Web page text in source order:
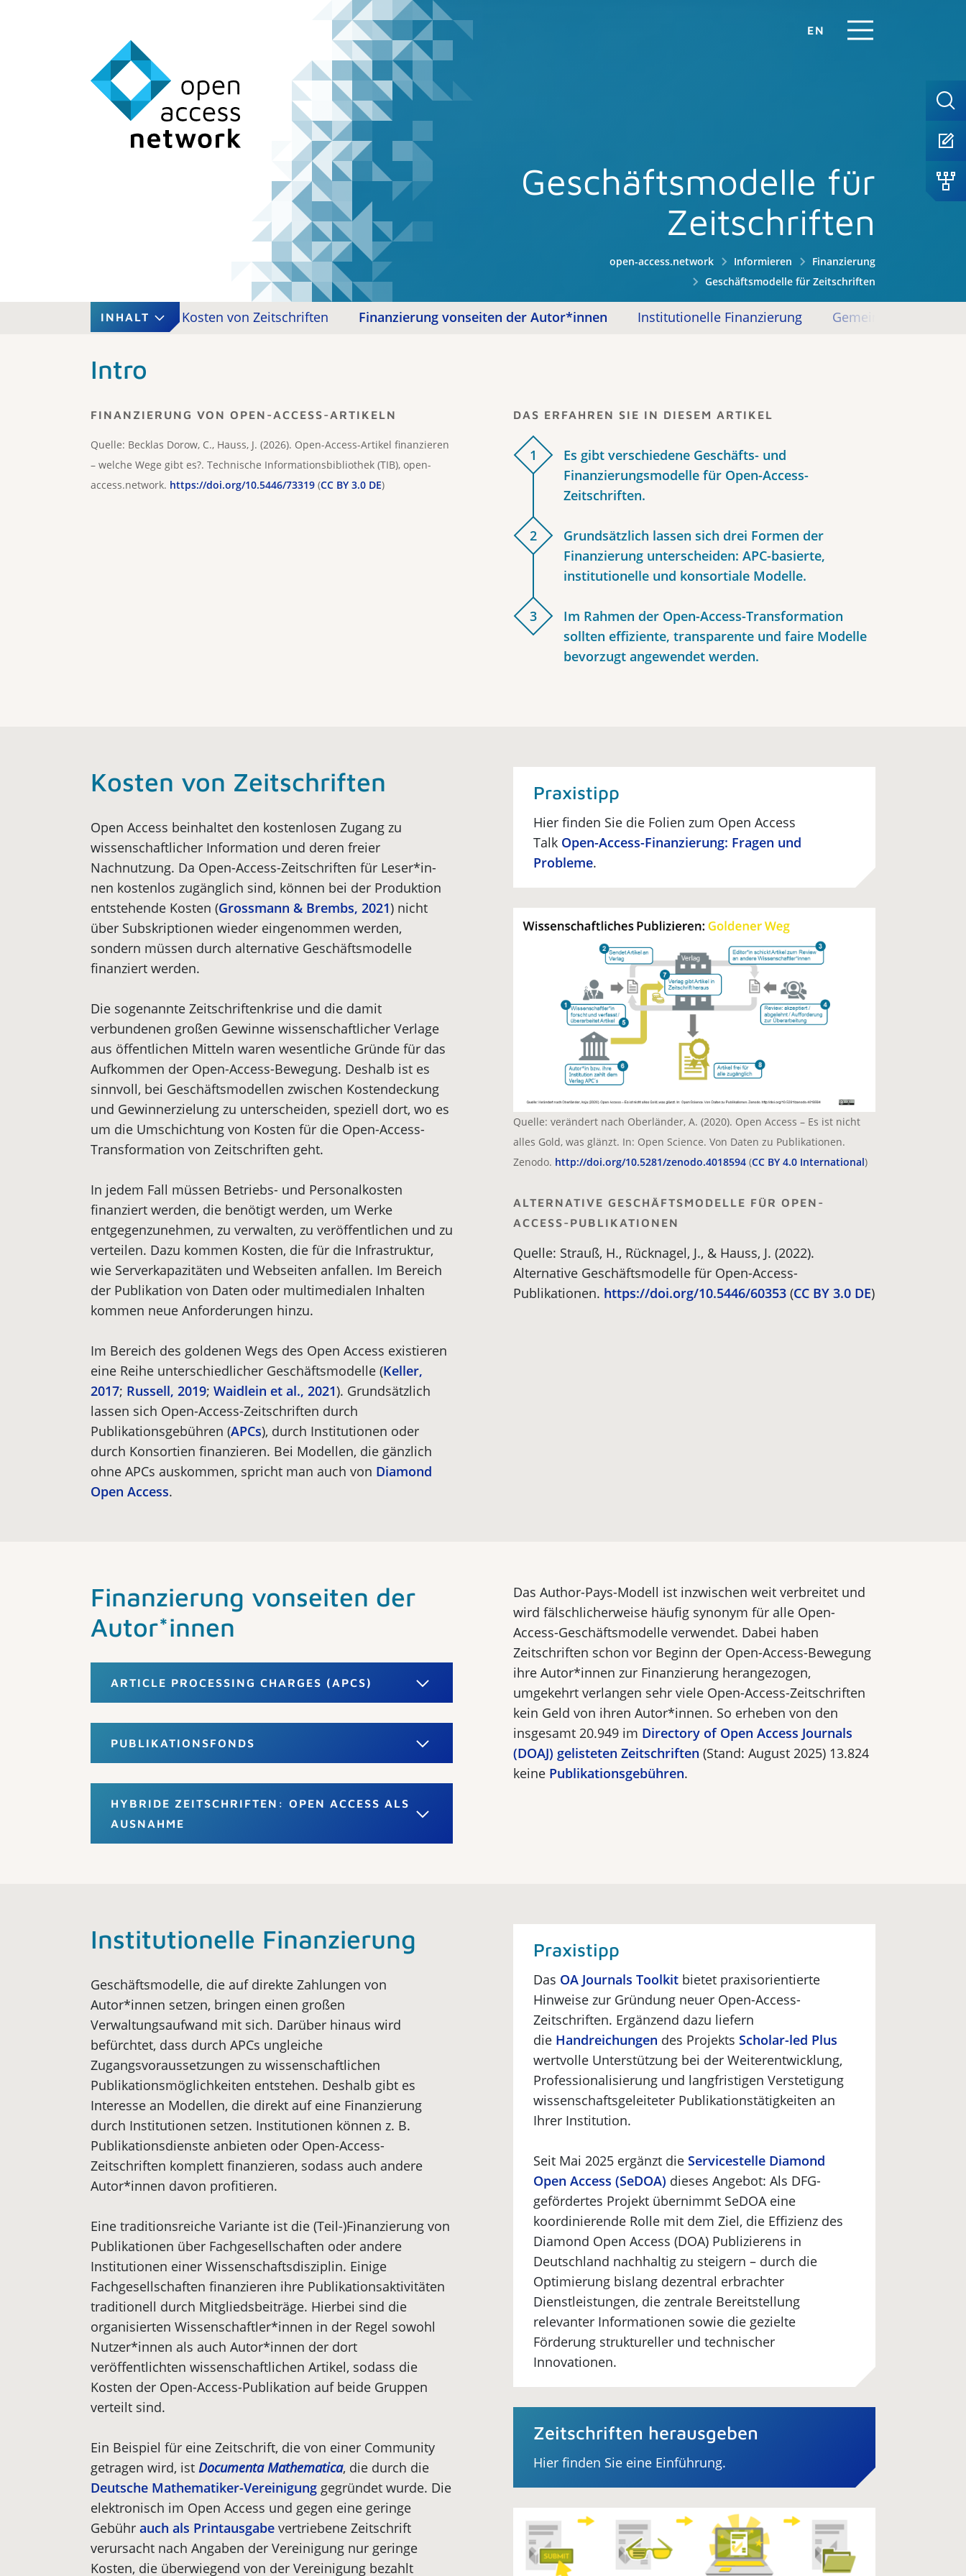
EN
Geschäftsmodelle für
Zeitschriften
open-access.network Informieren
Finanzierung
Geschäftsmodelle für Zeitschriften
INHALT
Intro Kosten von Zeitschriften Finanzierung vonseiten der Autor*innen Institutionelle Finanzierung Gemeinschaftliche
Intro
FINANZIERUNG VON OPEN-ACCESS-ARTIKELN
Quelle: Becklas Dorow, C., Hauss, J. (2026). Open-Access-Artikel finanzieren
– welche Wege gibt es?. Technische Informationsbibliothek (TIB), open-
access.network. https://doi.org/10.5446/73319 (CC BY 3.0 DE)
DAS ERFAHREN SIE IN DIESEM ARTIKEL
1
Es gibt verschiedene Geschäfts- und
Finanzierungsmodelle für Open-Access-
Zeitschriften.
2
Grundsätzlich lassen sich drei Formen der
Finanzierung unterschei­den: APC-basierte,
institutionelle und konsortiale Modelle.
3
Im Rahmen der Open-Access-Transformation
sollten effiziente, transparente und faire Modelle
bevorzugt angewendet werden.
Kosten von Zeitschriften
Open Access beinhaltet den kostenlosen Zugang zu
wissenschaftlicher Informa­tion und deren freier
Nachnutzung. Da Open-Access-Zeitschriften für Leser*in­
nen kostenlos zugänglich sind, können bei der Produktion
entstehende Kosten (Grossmann & Brembs, 2021) nicht
über Subskriptionen wieder eingenommen werden,
sondern müssen durch alternative Geschäftsmodelle
finanziert werden.
Die sogenannte Zeitschriftenkrise und die damit
verbundenen großen Gewinne wissenschaftlicher Verlage
aus öffentlichen Mitteln waren wesentliche Gründe für das
Aufkommen der Open-Access-Bewegung. Deshalb ist es
sinnvoll, bei Geschäftsmodellen zwischen Kostendeckung
und Gewinnerzielung zu unterscheiden, speziell dort, wo es
um die Umschichtung von Kosten für die Open-Access-
Transformation von Zeitschriften geht.
In jedem Fall müssen Betriebs- und Personalkosten
finanziert werden, die benötigt werden, um Werke
entgegenzunehmen, zu verwalten, zu veröffentlichen und zu
verteilen. Dazu kommen Kosten, die für die Infrastruktur,
wie Serverka­pazitäten und Webseiten anfallen. Im Bereich
der Publikation von Daten oder multimedialen Inhalten
kommen neue Anforderungen hinzu.
Im Bereich des goldenen Wegs des Open Access existieren
eine Reihe unter­schiedlicher Geschäftsmodelle (Keller,
2017; Russell, 2019; Waidlein et al., 2021). Grundsätzlich
lassen sich Open-Access-Zeitschriften durch
Publikationsgebühren (APCs), durch Institutionen oder
durch Konsortien finanzieren. Bei Modellen, die gänzlich
ohne APCs auskommen, spricht man auch von Diamond
Open Access.
Praxistipp
Hier finden Sie die Folien zum Open Access
Talk Open-Access-Finanzierung: Fragen und
Probleme.
Quelle: verändert nach Oberländer, A. (2020). Open Access – Es ist nicht
alles Gold, was glänzt. In: Open Science. Von Daten zu Publikationen.
Zenodo. http://doi.org/10.5281/zenodo.4018594 (CC BY 4.0 International)
ALTERNATIVE GESCHÄFTSMODELLE FÜR OPEN-
ACCESS-PUBLIKATIONEN
Quelle: Strauß, H., Rücknagel, J., & Hauss, J. (2022).
Alternative Geschäftsmodelle für Open-Access-
Publikationen. https://doi.org/10.5446/60353 (CC BY 3.0 DE)
Finanzierung vonseiten der
Autor*innen
ARTICLE PROCESSING CHARGES (APCS)
PUBLIKATIONSFONDS
HYBRIDE ZEITSCHRIFTEN: OPEN ACCESS ALS
AUSNAHME
Das Author-Pays-Modell ist inzwischen weit verbreitet und
wird fälschlicherwei­se häufig synonym für alle Open-
Access-Geschäftsmodelle verwendet. Dabei haben
Zeitschriften schon vor Beginn der Open-Access-Bewegung
ihre Autor*­innen zur Finanzierung herangezogen,
umgekehrt verlangen sehr viele Open-Access-Zeitschriften
kein Geld von ihren Autor*innen. So erheben von den
insgesamt 20.949 im Directory of Open Access Journals
(DOAJ) gelisteten Zeitschriften (Stand: August 2025) 13.824
keine Publikationsgebühren.
Institutionelle Finanzierung
Geschäftsmodelle, die auf direkte Zahlungen von
Autor*innen setzen, bringen einen großen
Verwaltungsaufwand mit sich. Darüber hinaus wird
befürchtet, dass durch APCs ungleiche
Zugangsvoraussetzungen zu wissenschaftlichen
Publikationsmöglichkeiten entstehen. Deshalb gibt es
Interesse an Modellen, die direkt auf eine Finanzierung
durch Institutionen setzen. Institutionen können z. B.
Publikationsdienste anbieten oder Open-Access-
Zeitschriften komplett finanzieren, sodass auch andere
Autor*innen davon profitieren.
Eine traditionsreiche Variante ist die (Teil-)Finanzierung von
Publikationen über Fachgesellschaften oder andere
Institutionen einer Wissenschaftsdisziplin. Einige
Fachgesellschaften finanzieren ihre Publikationsaktivitäten
traditionell durch Mitgliedsbeiträge. Hierbei sind die
organisierten Wissenschaftler*innen in der Regel sowohl
Nutzer*innen als auch Autor*innen der dort
veröffentlichten wissenschaftlichen Artikel, sodass die
Kosten der Open-Access-Publikation auf beide Gruppen
verteilt sind.
Ein Beispiel für eine Zeitschrift, die von einer Community
getragen wird, ist Documenta Mathematica, die durch die
Deutsche Mathematiker-Vereinigung gegründet wurde. Die
elektronisch im Open Access und gegen eine geringe
Gebühr auch als Printausgabe vertriebene Zeitschrift
verursacht nach Angaben der Vereinigung nur geringe
Kosten, die überwiegend von der Vereinigung bezahlt
Praxistipp
Das OA Journals Toolkit bietet praxisorientierte
Hinweise zur Gründung neuer Open-Access-
Zeitschriften. Ergänzend dazu liefern
die Handreichungen des Projekts Scholar-led Plus
wertvolle Unterstützung bei der Weiterentwicklung,
Professionalisierung und langfristigen Verstetigung
wissenschaftsgeleiteter Publikationstätigkeiten an
Ihrer Institution.
Seit Mai 2025 ergänzt die Servicestelle Diamond
Open Access (SeDOA) dieses Angebot: Als DFG-
gefördertes Projekt übernimmt SeDOA eine
koordinierende Rolle mit dem Ziel, die Effizienz des
Diamond Open Access (DOA) Publizierens in
Deutschland nachhaltig zu steigern – durch die
Optimierung bislang dezentral erbrachter
Dienstleistungen, die zentrale Bereitstellung
relevanter Informationen sowie die gezielte
Förderung struktureller und technischer
Innovationen.
Zeitschriften herausgeben
Hier finden Sie eine Einführung.